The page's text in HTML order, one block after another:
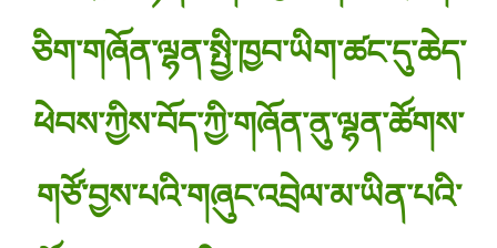
ཅིག་གཞོན་ལྷན་སྤྱི་ཁྱབ་ཡིག་ཚང་དུ་ཆེད་
ཕེབས་ཀྱིས་བོད་ཀྱི་གཞོན་ནུ་ལྷན་ཚོགས་
གཙོ་བྱས་པའི་གཞུང་འབྲེལ་མ་ཡིན་པའི་